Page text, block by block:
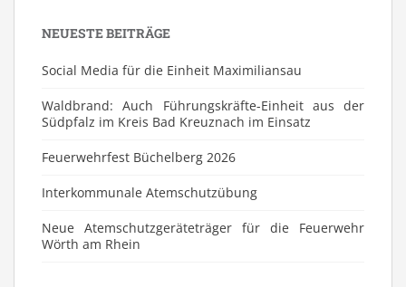
NEUESTE BEITRÄGE
Social Media für die Einheit Maximiliansau
Waldbrand: Auch Führungskräfte-Einheit aus der
Südpfalz im Kreis Bad Kreuznach im Einsatz
Feuerwehrfest Büchelberg 2026
⁠Interkommunale Atemschutzübung
Neue Atemschutzgeräteträger für die Feuerwehr
Wörth am Rhein